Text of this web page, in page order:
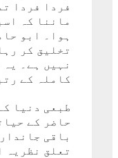
فردا فردا
ماننا کہ
ہوا۔ ابو
تخلیق کر
نہیں ہے۔
کاملہ کے
طبعی دنیا
حاضر کے
باقی
تعلق نظریہ